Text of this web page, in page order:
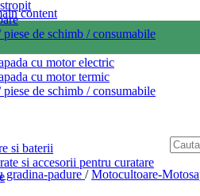
content
de schimb / consumabile
cu motor electric
cu motor termic
de schimb / consumabile
si baterii
si accesorii pentru curatare
gradina-padure / Motocultoare-